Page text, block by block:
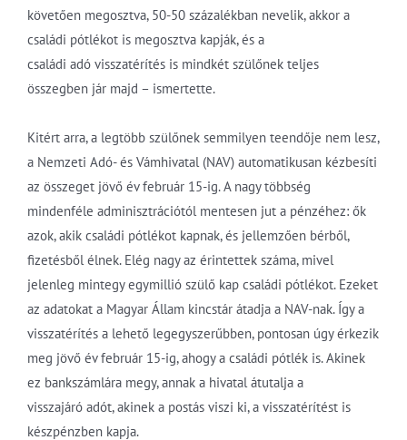
követően megosztva, 50-50 százalékban nevelik, akkor a
családi pótlékot is megosztva kapják, és a
családi adó visszatérítés is mindkét szülőnek teljes
összegben jár majd – ismertette.
Kitért arra, a legtöbb szülőnek semmilyen teendője nem lesz,
a Nemzeti Adó- és Vámhivatal (NAV) automatikusan kézbesíti
az összeget jövő év február 15-ig. A nagy többség
mindenféle adminisztrációtól mentesen jut a pénzéhez: ők
azok, akik családi pótlékot kapnak, és jellemzően bérből,
fizetésből élnek. Elég nagy az érintettek száma, mivel
jelenleg mintegy egymillió szülő kap családi pótlékot. Ezeket
az adatokat a Magyar Állam kincstár átadja a NAV-nak. Így a
visszatérítés a lehető legegyszerűbben, pontosan úgy érkezik
meg jövő év február 15-ig, ahogy a családi pótlék is. Akinek
ez bankszámlára megy, annak a hivatal átutalja a
visszajáró adót, akinek a postás viszi ki, a visszatérítést is
készpénzben kapja.